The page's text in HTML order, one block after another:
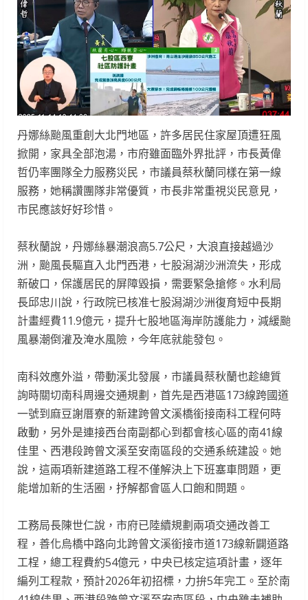
丹娜絲颱風重創大北門地區，許多居民住家屋頂遭狂風
掀開，家具全部泡湯，市府雖面臨外界批評，市長黃偉
哲仍率團隊全力服務災民，市議員蔡秋蘭同樣在第一線
服務，她稱讚團隊非常優質，市長非常重視災民意見，
市民應該好好珍惜。
蔡秋蘭說，丹娜絲暴潮浪高5.7公尺，大浪直接越過沙
洲，颱風長驅直入北門西港，七股潟湖沙洲流失，形成
新破口，保護居民的屏障毀損，需要緊急搶修。水利局
長邱忠川說，行政院已核准七股潟湖沙洲復育短中長期
計畫經費11.9億元，提升七股地區海岸防護能力，減緩颱
風暴潮倒灌及淹水風險，今年底就能發包。
南科效應外溢，帶動溪北發展，市議員蔡秋蘭也趁總質
詢時關切南科周邊交通規劃，首先是西港區173線跨國道
一號到麻豆謝厝寮的新建跨曾文溪橋銜接南科工程何時
啟動，另外是連接西台南副都心到都會核心區的南41線
佳里、西港段跨曾文溪至安南區段的交通系統建設。她
說，這兩項新建道路工程不僅解決上下班塞車問題，更
能增加新的生活圈，抒解都會區人口飽和問題。
工務局長陳世仁說，市府已陸續規劃兩項交通改善工
程，善化烏橋中路向北跨曾文溪銜接市道173線新闢道路
工桯，總工程費約54億元，中央已核定這項計畫，逐年
編列工程款，預計2026年初招標，力拚5年完工。至於南